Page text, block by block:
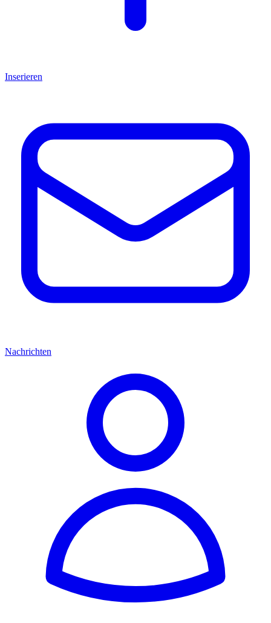
Inserieren
Nachrichten